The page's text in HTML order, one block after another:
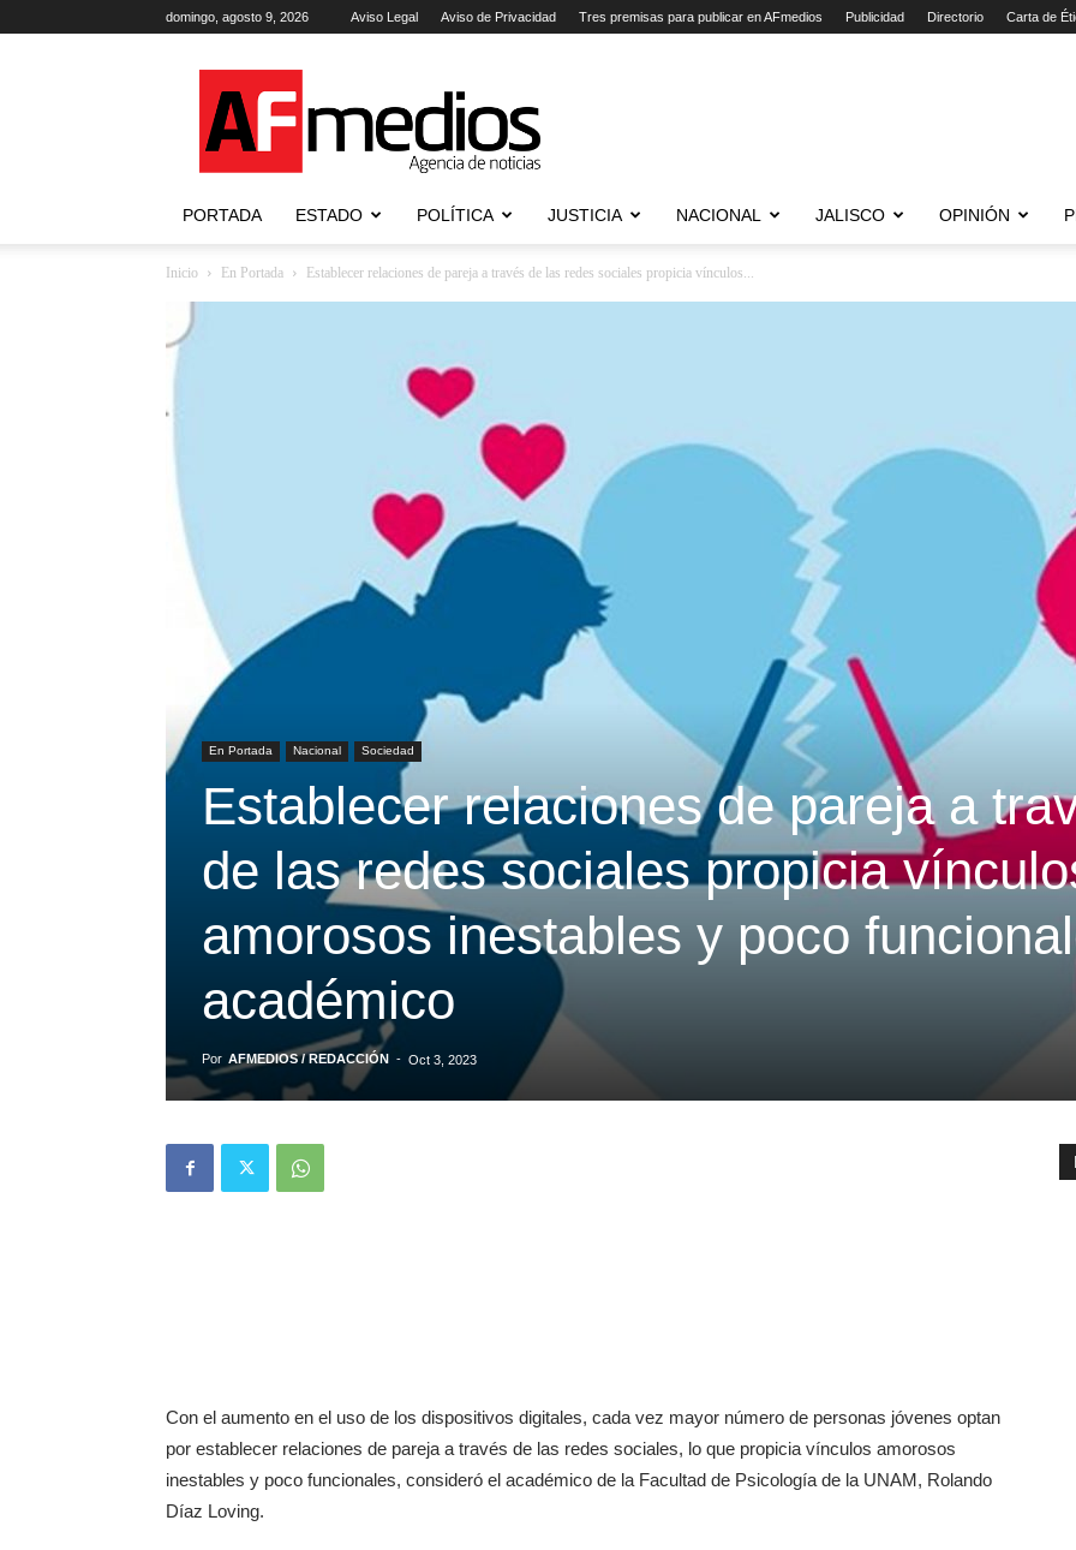
domingo, agosto 9, 2026 Aviso Legal Aviso de Privacidad Tres premisas para publicar en AFmedios Publicidad Directorio Carta de
Agencia
de
Noticias
PORTADA ESTADO POLÍTICA JUSTICIA NACIONAL JALISCO OPINIÓN
Inicio En Portada Establecer relaciones de pareja a través de las redes sociales propicia vínculos...
En Portada Nacional Sociedad
Establecer relaciones de pareja a
de las redes sociales propicia
amorosos inestables y poco
académico
Por AFMEDIOS / REDACCIÓN - Oct 3, 2023
Con el aumento en el uso de los dispositivos digitales, cada vez mayor número de personas jóvenes optan
por establecer relaciones de pareja a través de las redes sociales, lo que propicia vínculos amorosos
inestables y poco funcionales, consideró el académico de la Facultad de Psicología de la UNAM, Rolando
Díaz Loving.